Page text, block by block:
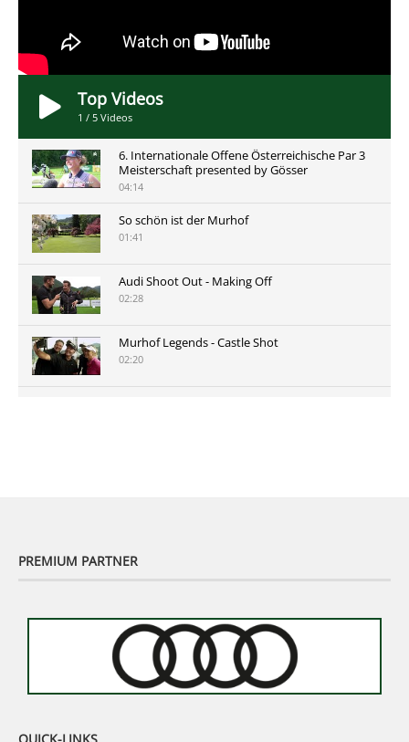
Top Videos
1 / 5 Videos
6. Internationale Offene Österreichische Par 3
Meisterschaft presented by Gösser
04:14
So schön ist der Murhof
01:41
Audi Shoot Out - Making Off
02:28
Murhof Legends - Castle Shot
02:20
PREMIUM PARTNER
QUICK-LINKS